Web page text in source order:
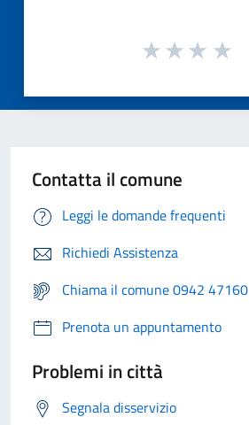
Contatta il comune
Leggi le domande frequenti
Richiedi Assistenza
Chiama il comune 0942 47160
Prenota un appuntamento
Problemi in città
Segnala disservizio